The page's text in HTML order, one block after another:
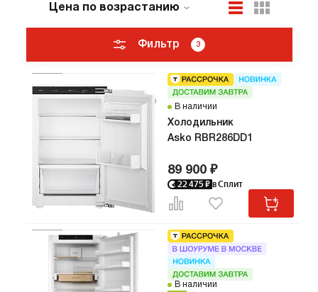
Цена по возрастанию
По популярности
ТОП лучших
Акции и Скидки
Фильтр 3
В наличии
Холодильник
Asko RBR286DD1
89 900 ₽
22 475 ₽ в Сплит
В наличии